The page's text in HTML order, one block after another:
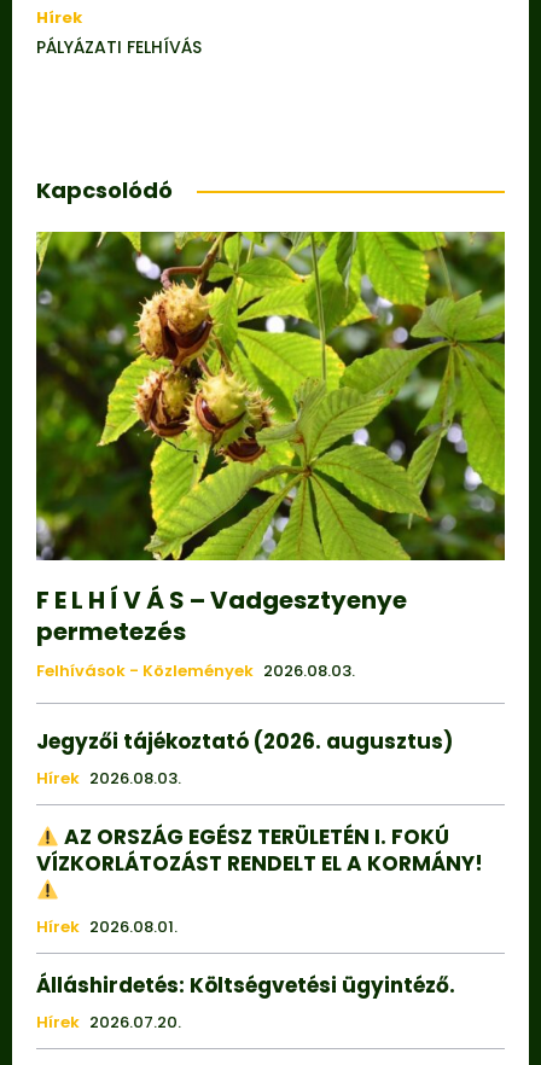
Hírek
PÁLYÁZATI FELHÍVÁS
Kapcsolódó
F E L H Í V Á S – Vadgesztyenye
permetezés
Felhívások - Közlemények 2026.08.03.
Jegyzői tájékoztató (2026. augusztus)
Hírek 2026.08.03.
AZ ORSZÁG EGÉSZ TERÜLETÉN I. FOKÚ
VÍZKORLÁTOZÁST RENDELT EL A KORMÁNY!
Hírek 2026.08.01.
Álláshirdetés: Költségvetési ügyintéző.
Hírek 2026.07.20.